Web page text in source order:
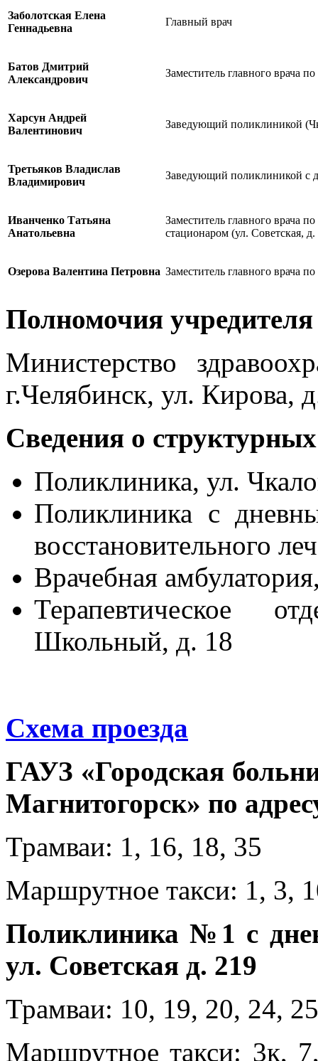
Заболотская Елена
Геннадьевна
Главный врач
Батов Дмитрий
Александрович
Заместитель главного врача
Харсун Андрей
Валентинович
Заведующий поликлиникой
Третьяков Владислав
Владимирович
Заведующий поликлиникой с
Иванченко Татьяна
Анатольевна
Заместитель главного врача
стационаром (ул. Советская, д.
Озерова Валентина Петровна Заместитель главного врача
Полномочия
Министерство
г.Челябинск, ул. Кирова,
Сведения о
Поликлиника, ул.
Поликлиника с
восстановительного
Врачебная
Терапевтическое
Школьный, д. 18
Схема проезда
ГАУЗ «Городская
Магнитогорск» по
Трамваи: 1, 16, 18, 35
Маршрутное такси: 1, 3,
Поликлиника №1 с
ул. Советская д. 219
Трамваи: 10, 19, 20, 24,
Маршрутное такси: 3к,